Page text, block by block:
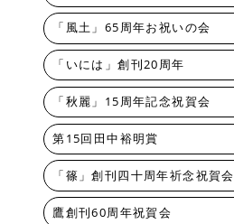
「風土」65周年お祝いの会
「いには」創刊20周年
「秋麗」15周年記念祝賀会
第15回田中裕明賞
「篠」創刊四十周年祈念祝賀会
鷹創刊60周年祝賀会